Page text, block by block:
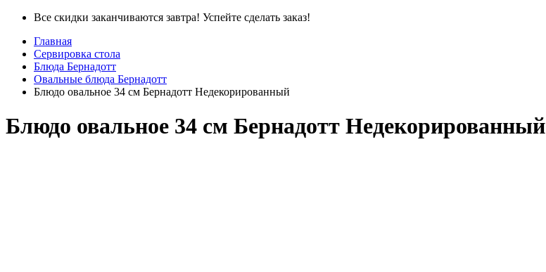
Все скидки заканчиваются завтра! Успейте сделать заказ!
Главная
Сервировка стола
Блюда Бернадотт
Овальные блюда Бернадотт
Блюдо овальное 34 см Бернадотт Недекорированный
Блюдо овальное 34 см Бернадотт Недекорированный